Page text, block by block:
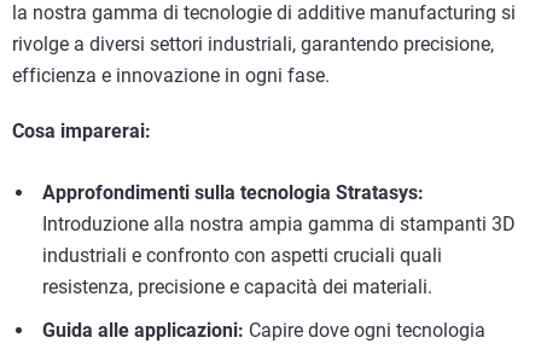
la nostra gamma di tecnologie di additive manufacturing si
rivolge a diversi settori industriali, garantendo precisione,
efficienza e innovazione in ogni fase.
Cosa imparerai:
Approfondimenti sulla tecnologia Stratasys:
Introduzione alla nostra ampia gamma di stampanti 3D
industriali e confronto con aspetti cruciali quali
resistenza, precisione e capacità dei materiali.
Guida alle applicazioni: Capire dove ogni tecnologia